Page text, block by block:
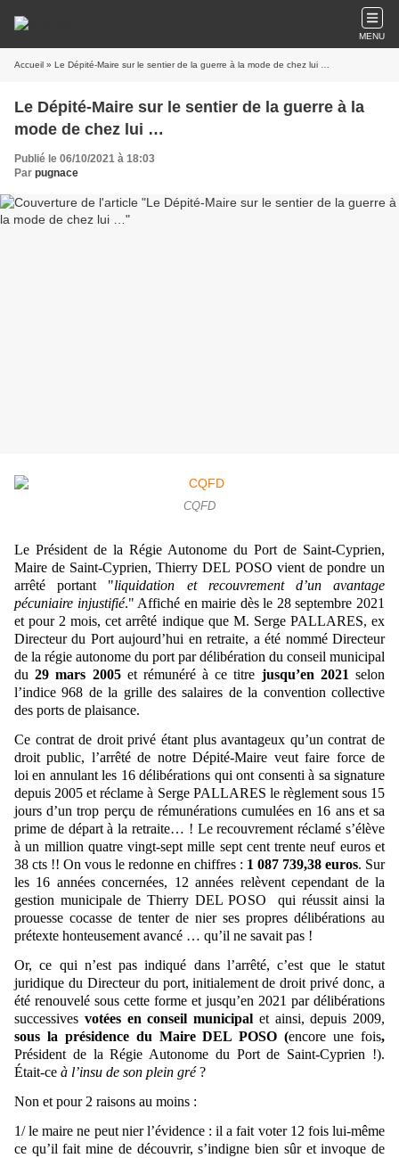
MENU
Accueil » Le Dépité-Maire sur le sentier de la guerre à la mode de chez lui …
Le Dépité-Maire sur le sentier de la guerre à la
mode de chez lui …
Publié le 06/10/2021 à 18:03
Par pugnace
CQFD
Le Président de la Régie Autonome du Port de Saint-Cyprien,
Maire de Saint-Cyprien, Thierry DEL POSO vient de pondre un
arrêté portant "liquidation et recouvrement d’un avantage
pécuniaire injustifié." Affiché en mairie dès le 28 septembre 2021
et pour 2 mois, cet arrêté indique que M. Serge PALLARES, ex
Directeur du Port aujourd’hui en retraite, a été nommé Directeur
de la régie autonome du port par délibération du conseil municipal
du29 mars 2005et rémunéré à ce titre jusqu’en 2021 selon
l’indice 968 de la grille des salaires de la convention collective
des ports de plaisance.
Ce contrat de droit privé étant plus avantageux qu’un contrat de
droit public, l’arrêté de notre Dépité-Maire veut faire force de
loi en annulant les 16 délibérations qui ont consenti à sa signature
depuis 2005 et réclame à Serge PALLARES le règlement sous 15
jours d’un trop perçu de rémunérations cumulées en 16 ans et sa
prime de départ à la retraite… ! Le recouvrement réclamé s’élève
à un million quatre vingt-sept mille sept cent trente neuf euros et
38 cts !! On vous le redonne en chiffres : 1 087 739,38 euros. Sur
les 16 années concernées, 12 années relèvent cependant de la
gestion municipale de Thierry DEL POSO qui réussit ainsi la
prouesse cocasse de tenter de nier ses propres délibérations au
prétexte honteusement avancé … qu’il ne savait pas !
Or, ce qui n’est pas indiqué dans l’arrêté, c’est que le statut
juridique du Directeur du port, initialement de droit privé donc, a
été renouvelé sous cette forme et jusqu’en 2021 par délibérations
successives votées en conseil municipal et ainsi, depuis 2009,
sous la présidence du Maire DEL POSO (encore une fois,
Président de la Régie Autonome du Port de Saint-Cyprien !).
Était-ce à l’insu de son plein gré?
Non et pour 2 raisons au moins :
1/ le maire ne peut nier l’évidence :il a fait voter 12 fois lui-même
ce qu’il fait mine de découvrir, s’indigne bien sûr et invoque de